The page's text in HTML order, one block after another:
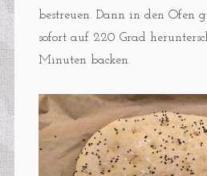
bestreuen. Dann in den Ofen
sofort auf 220 Grad
Minuten backen.